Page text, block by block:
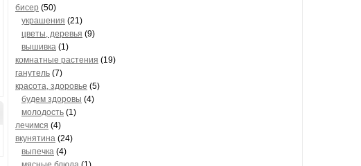
бисер (50)
украшения (21)
цветы, деревья (9)
вышивка (1)
комнатные растения (19)
ганутель (7)
красота, здоровье (5)
будем здоровы (4)
молодость (1)
лечимся (4)
вкунятина (24)
выпечка (4)